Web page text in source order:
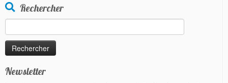
Rechercher
Newsletter